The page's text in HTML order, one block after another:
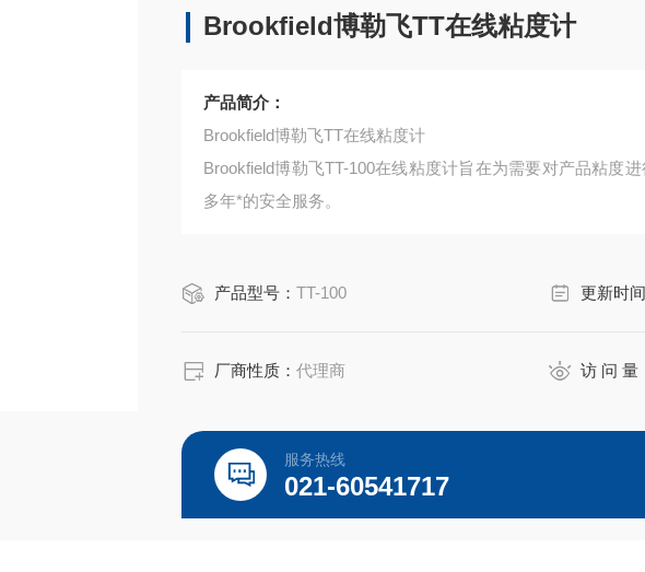
Brookfield博勒飞TT在线粘度计
产品简介：
Brookfield博勒飞TT在线粘度计
Brookfield博勒飞TT-100在线粘度计旨在为需要对产品粘度
多年*的安全服务。
产品型号：TT-100 更新时间
厂商性质：代理商 访 问 量
服务热线
021-60541717